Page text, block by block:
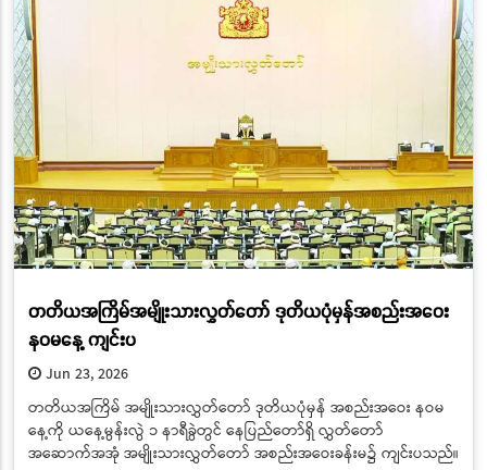
တတိယအကြိမ်အမျိုးသားလွှတ်တော် ဒုတိယပုံမှန်အစည်းအဝေး
နဝမနေ့ ကျင်းပ
Jun 23, 2026
တတိယအကြိမ် အမျိုးသားလွှတ်တော် ဒုတိယပုံမှန် အစည်းအဝေး နဝမ
နေ့ကို ယနေ့မွန်းလွဲ ၁ နာရီခွဲတွင် နေပြည်တော်ရှိ လွှတ်တော်
အဆောက်အအုံ အမျိုးသားလွှတ်တော် အစည်းအဝေးခန်းမ၌ ကျင်းပသည်။